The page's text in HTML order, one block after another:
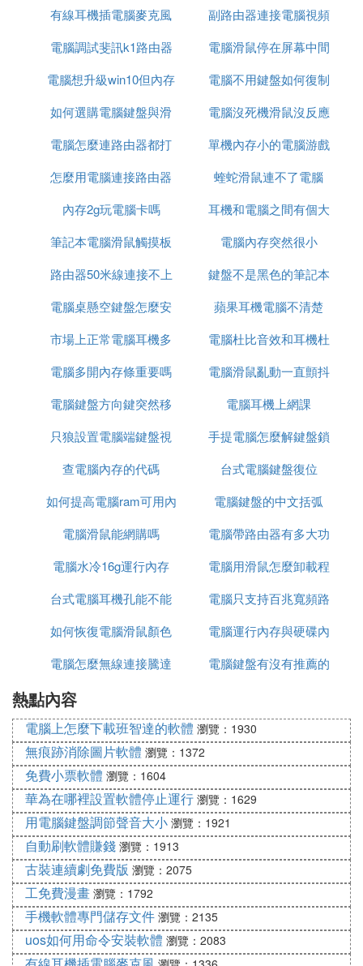
有線耳機插電腦麥克風
副路由器連接電腦視頻
電腦調試斐訊k1路由器
電腦滑鼠停在屏幕中間
怎麼解決
電腦想升級win10但內存
不夠
電腦不用鍵盤如何復制
如何選購電腦鍵盤與滑
鼠
電腦沒死機滑鼠沒反應
電腦怎麼連路由器都打
不開
單機內存小的電腦游戲
槍戰游戲
怎麼用電腦連接路由器
蝰蛇滑鼠連不了電腦
內存2g玩電腦卡嗎
耳機和電腦之間有個大
方塊
筆記本電腦滑鼠觸摸板
怎麼開發
電腦內存突然很小
路由器50米線連接不上
電腦
鍵盤不是黑色的筆記本
電腦
電腦桌懸空鍵盤怎麼安
裝
蘋果耳機電腦不清楚
市場上正常電腦耳機多
少元
電腦杜比音效和耳機杜
比音效
電腦多開內存條重要嗎
電腦滑鼠亂動一直顫抖
點開文件
電腦鍵盤方向鍵突然移
動速度慢了
電腦耳機上網課
只狼設置電腦端鍵盤視
角
手提電腦怎麼解鍵盤鎖
查電腦內存的代碼
台式電腦鍵盤復位
如何提高電腦ram可用內
存
電腦鍵盤的中文括弧
電腦滑鼠能網購嗎
電腦帶路由器有多大功
率
電腦水冷16g運行內存
電腦用滑鼠怎麼卸載程
序
台式電腦耳機孔能不能
插音響
電腦只支持百兆寬頻路
由器千兆
如何恢復電腦滑鼠顏色
電腦運行內存與硬碟內
存
電腦怎麼無線連接騰達
電腦鍵盤有沒有推薦的
熱點內容
電腦上怎麼下載班智達的軟體 瀏覽：1930
無痕跡消除圖片軟體 瀏覽：1372
免費小票軟體 瀏覽：1604
華為在哪裡設置軟體停止運行 瀏覽：1629
用電腦鍵盤調節聲音大小 瀏覽：1921
自動刷軟體賺錢 瀏覽：1913
古裝連續劇免費版 瀏覽：2075
工免費漫畫 瀏覽：1792
手機軟體專門儲存文件 瀏覽：2135
uos如何用命令安裝軟體 瀏覽：2083